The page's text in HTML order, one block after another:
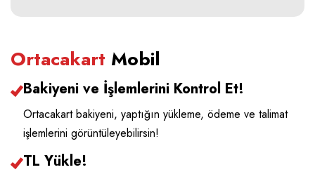
Ortacakart Mobil
Bakiyeni ve İşlemlerini Kontrol Et!
Ortacakart bakiyeni, yaptığın yükleme, ödeme ve talimat
işlemlerini görüntüleyebilirsin!
TL Yükle!